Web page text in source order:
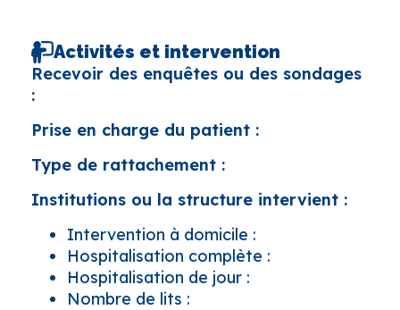
Activités et intervention
Recevoir des enquêtes ou des sondages
:
Prise en charge du patient :
Type de rattachement :
Institutions ou la structure intervient :
Intervention à domicile :
Hospitalisation complète :
Hospitalisation de jour :
Nombre de lits :